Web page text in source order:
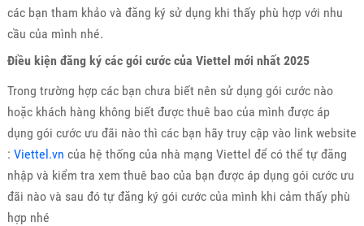
các bạn tham khảo và đăng ký sử dụng khi thấy phù hợp với nhu
cầu của mình nhé.
Điều kiện đăng ký các gói cước của Viettel mới nhất 2025
Trong trường hợp các bạn chưa biết nên sử dụng gói cước nào
hoặc khách hàng không biết được thuê bao của mình được áp
dụng gói cước ưu đãi nào thì các bạn hãy truy cập vào link website
: Viettel.vn của hệ thống của nhà mạng Viettel để có thể tự đăng
nhập và kiểm tra xem thuê bao của bạn được áp dụng gói cước ưu
đãi nào và sau đó tự đăng ký gói cước của mình khi cảm thấy phù
hợp nhé